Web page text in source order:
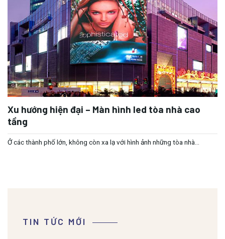
TIN TỨC MỚI
Xu hướng hiện đại – Màn hình led tòa nhà cao
tầng
Ở các thành phố lớn, không còn xa lạ với hình ảnh những tòa nhà...